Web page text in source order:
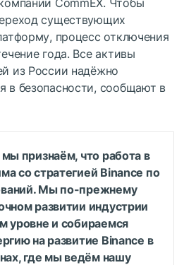
CommEX. Чтобы
существующих
процесс отключения
года. Все активы
из России надёжно
в безопасности, сообщают в
признаём, что работа в
со стратегией Binance по
Мы по-прежнему
развитии индустрии
уровне и собираемся
на развитие Binance в
где мы ведём нашу